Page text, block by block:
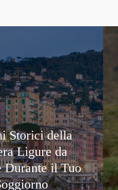
Storici della
Ligure da
Durante il Tuo